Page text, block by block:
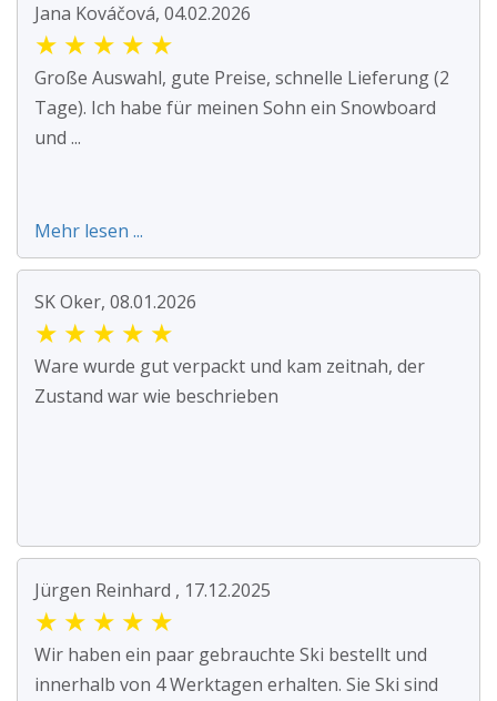
Jana Kováčová, 04.02.2026
★ ★ ★ ★ ★
Große Auswahl, gute Preise, schnelle Lieferung (2
Tage). Ich habe für meinen Sohn ein Snowboard
und ...
Mehr lesen ...
SK Oker, 08.01.2026
★ ★ ★ ★ ★
Ware wurde gut verpackt und kam zeitnah, der
Zustand war wie beschrieben
Jürgen Reinhard , 17.12.2025
★ ★ ★ ★ ★
Wir haben ein paar gebrauchte Ski bestellt und
innerhalb von 4 Werktagen erhalten. Sie Ski sind